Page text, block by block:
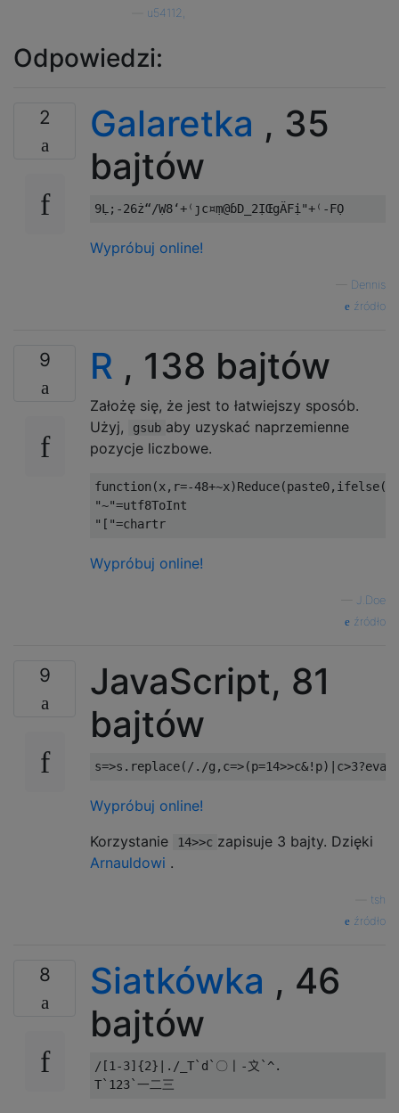
u54112,
Odpowiedzi:
2 Galaretka , 35
bajtów
Wypróbuj online!
Dennis
źródło
9 R , 138 bajtów
Założę się, że jest to łatwiejszy sposób.
Użyj,
gsub aby uzyskać naprzemienne
pozycje liczbowe.
function (x, r=-48+~x)Reduce(paste0, ifelse(
"~"=utf8ToInt
"["=chartr
Wypróbuj online!
J.Doe
źródło
9
JavaScript, 81
bajtów
s=>s . replace( /./g , c=>(p=14>>c&! p)| c>3?eval
Wypróbuj online!
Korzystanie
14>>c zapisuje 3 bajty. Dzięki
Arnauldowi .
tsh
źródło
8 Siatkówka , 46
bajtów
/[1-3]{2}|./_T`d`〇〡-〩`^.